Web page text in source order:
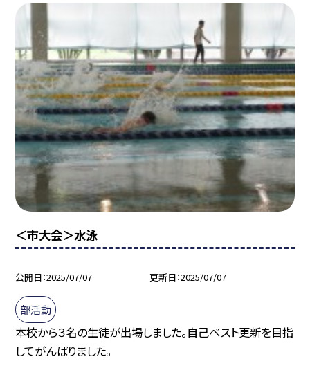
＜市大会＞水泳
公開日 2025/07/07 更新日 2025/07/07
部活動
本校から３名の生徒が出場しました。自己ベスト更新を目指
してがんばりました。